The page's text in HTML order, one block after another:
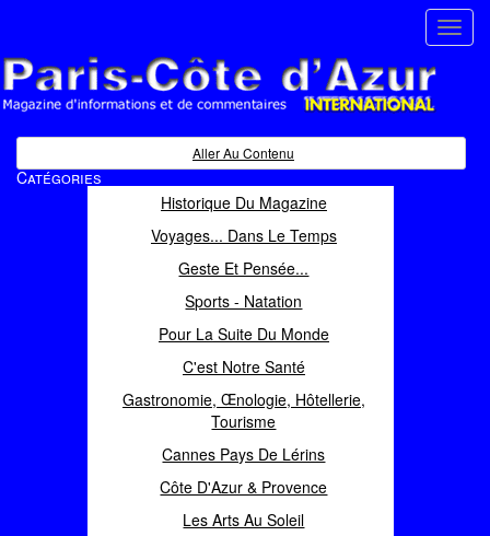
Magazine d'informations et de commentaires
Aller Au Contenu
Catégories
Historique Du Magazine
Voyages... Dans Le Temps
Geste Et Pensée...
Sports - Natation
Pour La Suite Du Monde
C'est Notre Santé
Gastronomie, Œnologie, Hôtellerie,
Tourisme
Cannes Pays De Lérins
Côte D'Azur & Provence
Les Arts Au Soleil